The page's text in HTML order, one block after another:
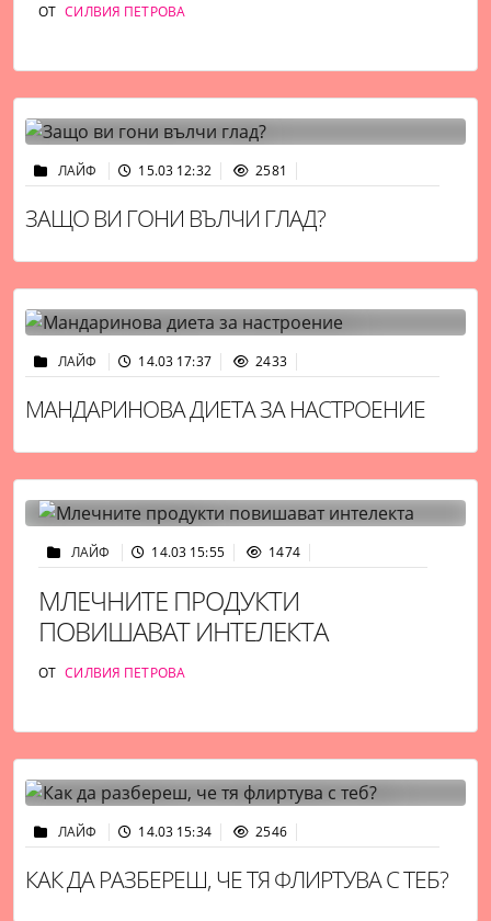
ОТ СИЛВИЯ ПЕТРОВА
ЛАЙФ 15.03 12:32 2581
ЗАЩО ВИ ГОНИ ВЪЛЧИ ГЛАД?
ЛАЙФ 14.03 17:37 2433
МАНДАРИНОВА ДИЕТА ЗА НАСТРОЕНИЕ
ЛАЙФ 14.03 15:55 1474
МЛЕЧНИТЕ ПРОДУКТИ
ПОВИШАВАТ ИНТЕЛЕКТА
ОТ СИЛВИЯ ПЕТРОВА
ЛАЙФ 14.03 15:34 2546
КАК ДА РАЗБЕРЕШ, ЧЕ ТЯ ФЛИРТУВА С ТЕБ?